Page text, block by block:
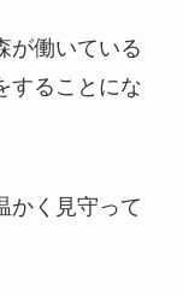
が働いている
することにな
かく見守って